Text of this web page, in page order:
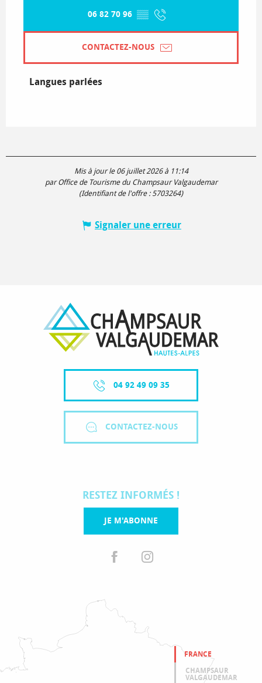
06 82 70 96 ▒▒
CONTACTEZ-NOUS
Langues parlées
Langues parlées
Mis à jour le 06 juillet 2026 à 11:14
par Office de Tourisme du Champsaur Valgaudemar
(Identifiant de l'offre : 5703264)
Signaler une erreur
04 92 49 09 35
CONTACTEZ-NOUS
RESTEZ INFORMÉS !
JE M'ABONNE
FRANCE
CHAMPSAUR
VALGAUDEMAR